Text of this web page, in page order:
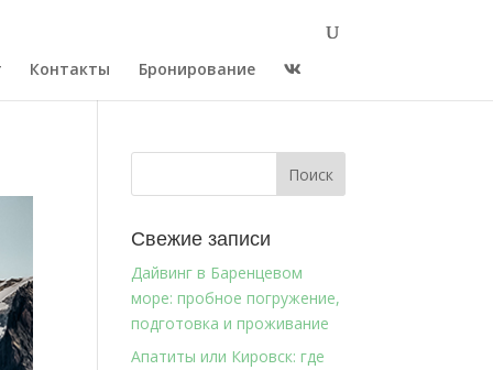
Контакты Бронирование
Свежие записи
Дайвинг в Баренцевом
море: пробное погружение,
подготовка и проживание
Апатиты или Кировск: где